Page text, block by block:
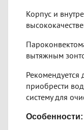
Корпус и
вытяжным
Рекомендуется
приобрести
систему для
Особенности: